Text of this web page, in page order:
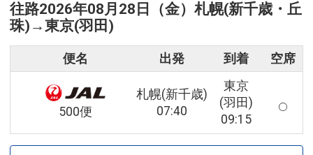
往路2026年08月28日（金） 札幌(新千歳・丘
珠) →東京(羽田)
便名 出発 到着 空席
500便
札幌(新千歳)
07:40
東京
(羽田)
09:15